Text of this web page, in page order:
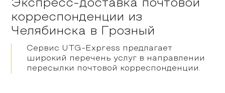
Экспресс-доставка почтовой
корреспонденции из
Челябинска в Грозный
Сервис UTG-Express предлагает
широкий перечень услуг в направлении
пересылки почтовой корреспонденции.